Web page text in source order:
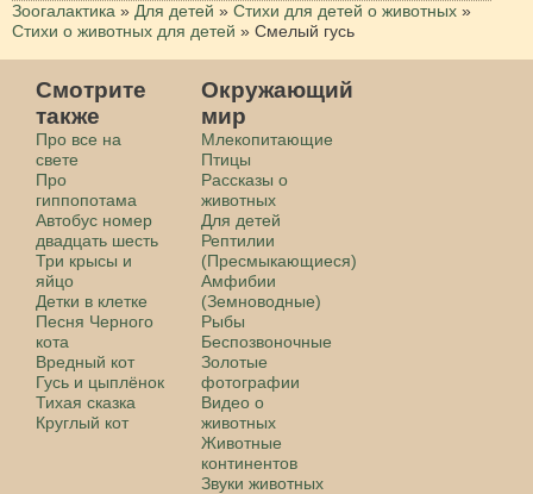
Зоогалактика » Для детей » Стихи для детей о животных »
Стихи о животных для детей » Смелый гусь
Смотрите
также
Про все на
свете
Про
гиппопотама
Автобус номер
двадцать шесть
Три крысы и
яйцо
Детки в клетке
Песня Черного
кота
Вредный кот
Гусь и цыплёнок
Тихая сказка
Круглый кот
Окружающий
мир
Млекопитающие
Птицы
Рассказы о
животных
Для детей
Рептилии
(Пресмыкающиеся)
Амфибии
(Земноводные)
Рыбы
Беспозвоночные
Золотые
фотографии
Видео о
животных
Животные
континентов
Звуки животных